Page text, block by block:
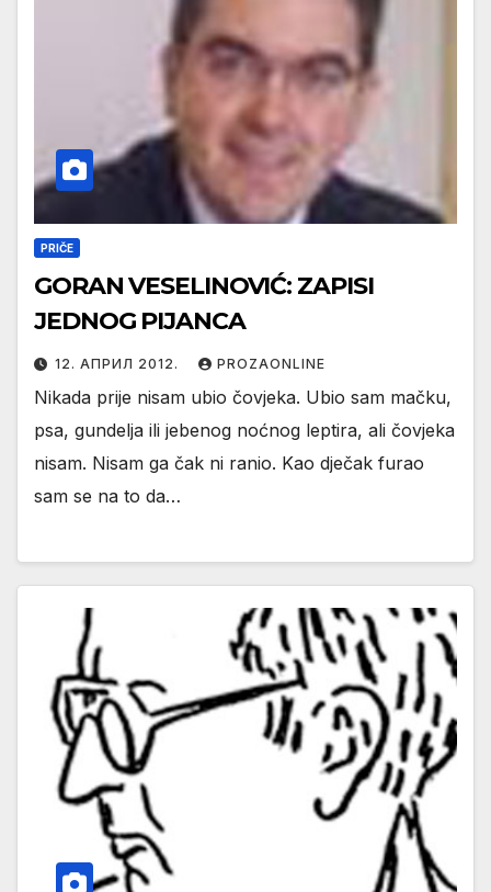
PRIČE
GORAN VESELINOVIĆ: ZAPISI
JEDNOG PIJANCA
12. АПРИЛ 2012. PROZAONLINE
Nikada prije nisam ubio čovjeka. Ubio sam mačku,
psa, gundelja ili jebenog noćnog leptira, ali čovjeka
nisam. Nisam ga čak ni ranio. Kao dječak furao
sam se na to da…